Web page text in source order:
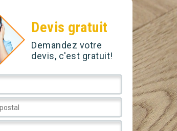
Devis gratuit
Demandez votre
devis, c'est gratuit!